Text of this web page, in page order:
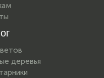
деревья